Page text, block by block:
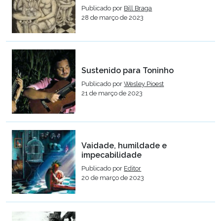
Publicado por Bill Braga
28 de março de 2023
Sustenido para Toninho
Publicado porWesley Pioest
21 de março de 2023
Vaidade, humildade e
impecabilidade
Publicado por Editor
20 de março de 2023